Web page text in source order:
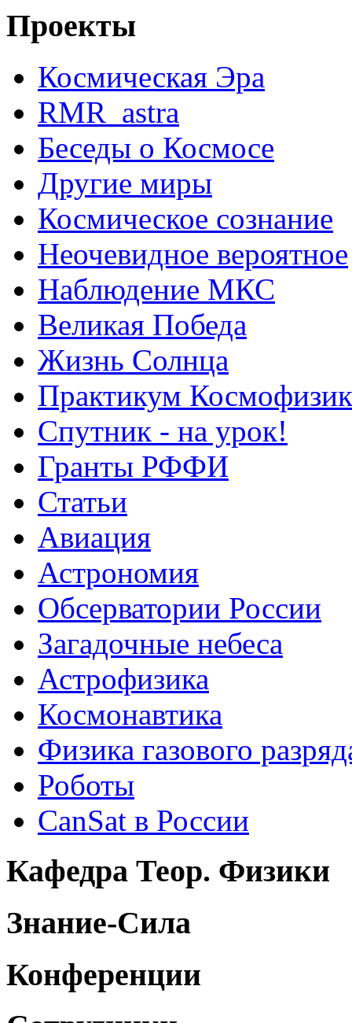
Проекты
Космическая Эра
RMR_astra
Беседы о Космосе
Другие миры
Космическое сознание
Неочевидное вероятное
Наблюдение МКС
Великая Победа
Жизнь Солнца
Практикум
Спутник - на урок!
Гранты РФФИ
Статьи
Авиация
Астрономия
Обсерватории России
Загадочные небеса
Астрофизика
Космонавтика
Физика газового
Роботы
CanSat в России
Кафедра Теор. Физики
Знание-Сила
Конференции